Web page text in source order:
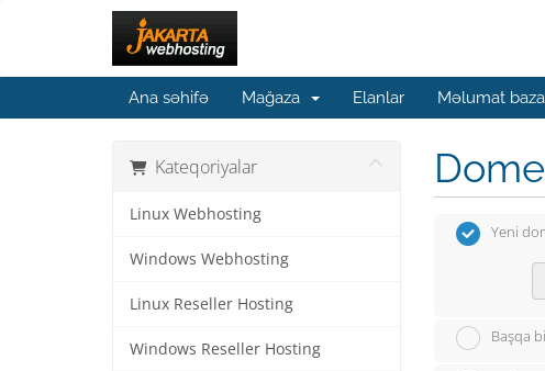
Ana səhifə Mağaza Elanlar Məlumat
Kateqoriyalar
Linux Webhosting
Windows Webhosting
Linux Reseller Hosting
Windows Reseller Hosting
Yeni
Başqa